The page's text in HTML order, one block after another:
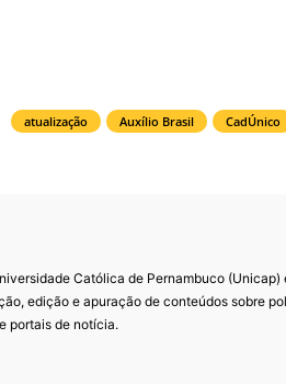
atualização Auxílio Brasil CadÚnico
Católica de Pernambuco
edição e apuração de conteúdos sobre
portais de notícia.